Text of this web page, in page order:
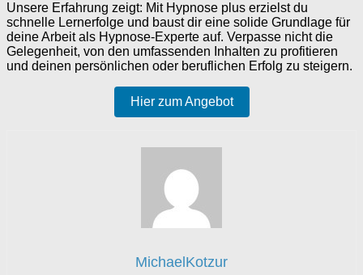
Unsere Erfahrung zeigt: Mit Hypnose plus erzielst du
schnelle Lernerfolge und baust dir eine solide Grundlage für
deine Arbeit als Hypnose-Experte auf. Verpasse nicht die
Gelegenheit, von den umfassenden Inhalten zu profitieren
und deinen persönlichen oder beruflichen Erfolg zu steigern.
Hier zum Angebot
MichaelKotzur